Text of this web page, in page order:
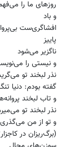
روزهای ما را
و باد
افشاگری‌ست بی‌پروا
پاییز
ناگزیر می‌شود
و نیستی را
نذر لبخند تو
گفته بودم: دنیا
و تاب لبخند
نذر لبخند تو
و تو از من می‌گذری
(برگ‌ریزان در